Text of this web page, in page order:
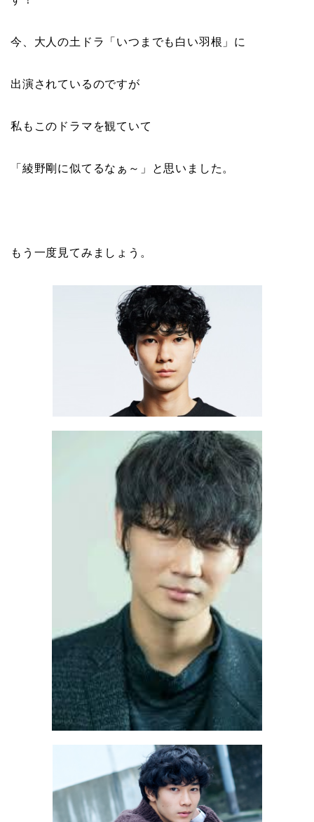
今、大人の土ドラ「いつまでも白い羽根」に
出演されているのですが
私もこのドラマを観ていて
「綾野剛に似てるなぁ～」と思いました。
もう一度見てみましょう。